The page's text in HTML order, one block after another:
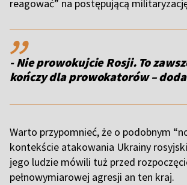
reagować” na postępującą
,,
- Nie prowokujcie Rosji. To
kończy dla prowokatorów –
Warto przypomnieć, że o podobnym
kontekście atakowania Ukrainy
jego ludzie mówili tuż przed
pełnowymiarowej agresji an ten kraj.